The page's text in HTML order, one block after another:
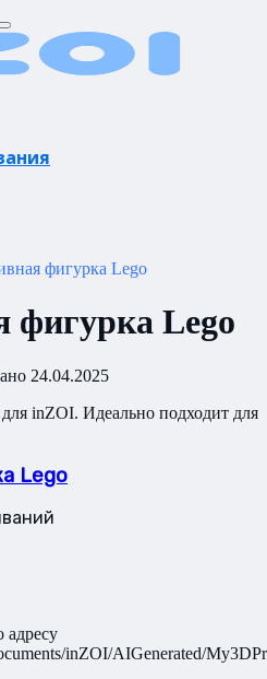
фигурка Lego
фигурка Lego
24.04.2025
inZOI. Идеально подходит для
Lego
адресу
inZOI/AIGenerated/